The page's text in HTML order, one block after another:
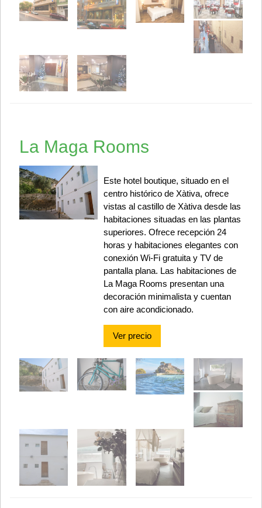
La Maga Rooms
Este hotel boutique, situado en el
centro histórico de Xàtiva, ofrece
vistas al castillo de Xàtiva desde las
habitaciones situadas en las plantas
superiores. Ofrece recepción 24
horas y habitaciones elegantes con
conexión Wi-Fi gratuita y TV de
pantalla plana. Las habitaciones de
La Maga Rooms presentan una
decoración minimalista y cuentan
con aire acondicionado.
Ver precio